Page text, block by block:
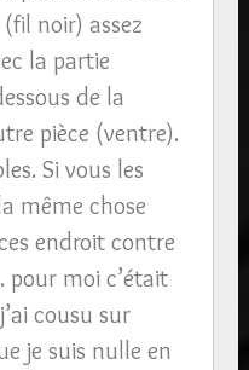
noir) assez
la partie
de la
pièce (ventre).
Si vous les
même chose
endroit contre
pour moi c’était
cousu sur
je suis nulle en